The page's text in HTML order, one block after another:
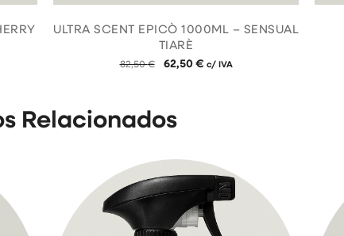
ULTRA SCENT EPICÒ 1000ML – SENSUAL
TIARÈ
82,50€ 62,50€ c/ IVA
Relacionados